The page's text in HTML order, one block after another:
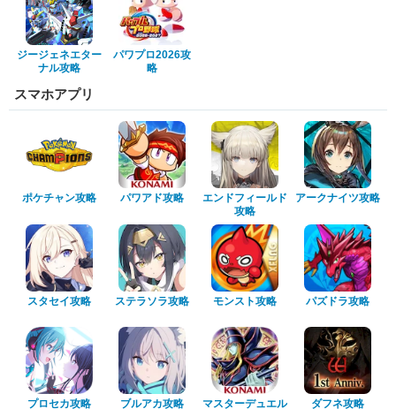
ジージェネエター
ナル攻略
パワプロ2026攻
略
スマホアプリ
ポケチャン攻略 パワアド攻略
エンドフィールド
攻略
アークナイツ攻略
スタセイ攻略 ステラソラ攻略 モンスト攻略 パズドラ攻略
プロセカ攻略 ブルアカ攻略
マスターデュエル
ダフネ攻略